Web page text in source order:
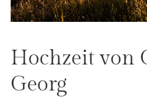
Hochzeit von
Georg